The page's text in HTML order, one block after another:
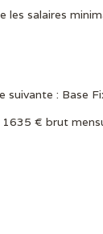
les salaires
suivante : Base
€ brut